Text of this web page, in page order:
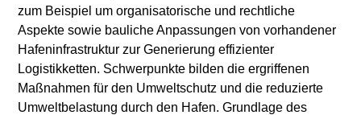
zum Beispiel um organisatorische und rechtliche
Aspekte sowie bauliche Anpassungen von vorhandener
Hafeninfrastruktur zur Generierung effizienter
Logistikketten. Schwerpunkte bilden die ergriffenen
Maßnahmen für den Umweltschutz und die reduzierte
Umweltbelastung durch den Hafen. Grundlage des